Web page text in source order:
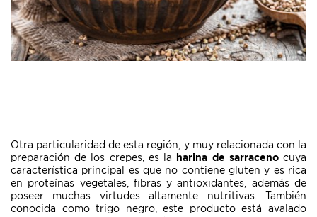
Otra particularidad de esta región, y muy relacionada con la
preparación de los crepes, es la
harina de sarracenocuya
característica principal es que no contiene gluten y es rica
en proteínas vegetales, fibras y antioxidantes, además de
poseer muchas virtudes altamente nutritivas. También
conocida como trigo negro, este producto está avalado